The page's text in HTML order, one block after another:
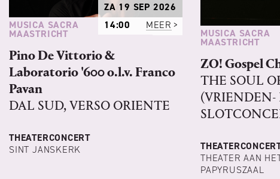
MUSICA SACRA
MAASTRICHT
ZA 19 SEP 2026
14:00
MEER
Pino De Vittorio &
Laboratorio '600 o.l.v. Franco
Pavan
DAL SUD, VERSO ORIENTE
THEATERCONCERT
SINT JANSKERK
MUSICA SACRA
MAASTRICHT
ZO! Gospel
THE SOUL
(VRIENDEN-
THEATER AAN
PAPYRUSZAAL